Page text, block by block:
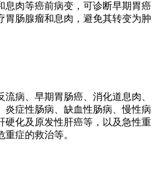
息肉等癌前病变，可诊断早期胃癌
胃肠腺瘤和息肉，避免其转变为肿
病、早期胃肠癌、消化道息肉、
炎症性肠病、缺血性肠病、慢性病
硬化及原发性肝癌等，以及急性重
症的救治等。